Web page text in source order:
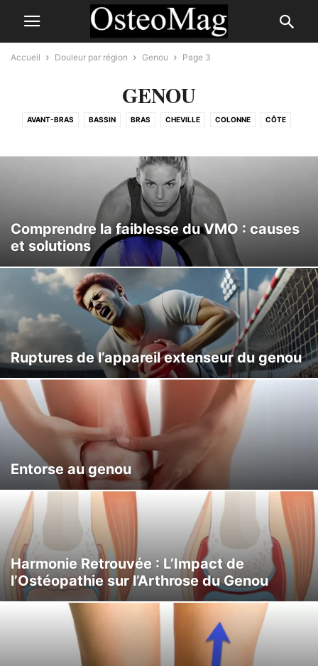
Accueil Douleur par région Genou Page 3
GENOU
AVANT-BRAS BASSIN BRAS CHEVILLE COLONNE CÔTE
POIGNET
Comprendre la faiblesse du VMO : causes
et solutions
Ruptures de l’appareil extenseur du genou
Entorse au genou
Harmonie Retrouvée : L’Impact de
l’Ostéopathie sur l’Arthrose du Genou